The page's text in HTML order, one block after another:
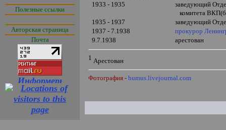
Полезные ссылки
Авторская страница
Почта
1933 - 1935
заведующий
комитета
1935 - 1937
заведующий
1937 - 7.1938
прокурор
9.7.1938
арестован
1 Арестован
Фотография - humus.livejournal.com